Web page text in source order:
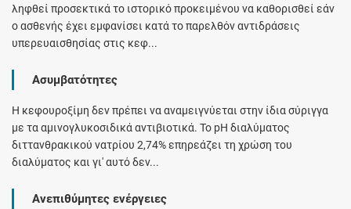
ληφθεί προσεκτικά το ιστορικό προκειμένου να καθορισθεί εάν
ο ασθενής έχει εμφανίσει κατά το παρελθόν αντιδράσεις
υπερευαισθησίας στις κεφ...
Ασυμβατότητες
Η κεφουροξίμη δεν πρέπει να αναμειγνύεται στην ίδια σύριγγα
με τα αμινογλυκοσιδικά αντιβιοτικά. Το pH διαλύματος
διττανθρακικού νατρίου 2,74% επηρεάζει τη χρώση του
διαλύματος και γι' αυτό δεν...
Ανεπιθύμητες ενέργειες